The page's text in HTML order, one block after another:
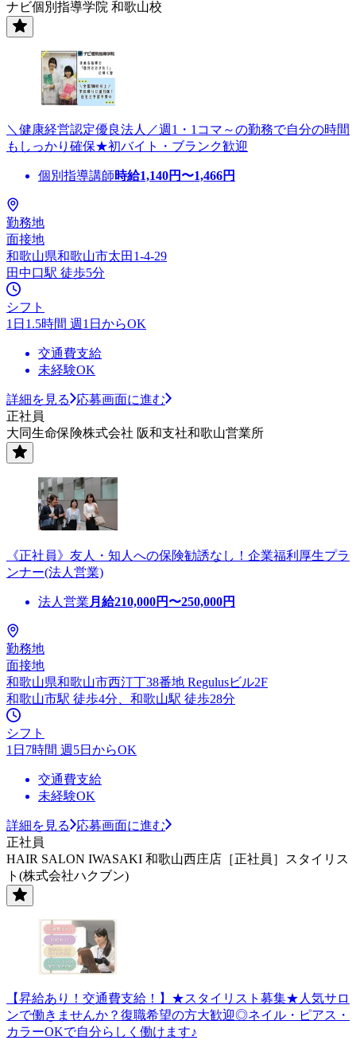
ナビ個別指導学院 和歌山校
＼健康経営認定優良法人／週1・1コマ～の勤務で自分の時間
もしっかり確保★初バイト・ブランク歓迎
個別指導講師時給1,140円〜1,466円
勤務地
面接地
和歌山県和歌山市太田1-4-29
田中口駅 徒歩5分
シフト
1日1.5時間 週1日からOK
交通費支給
未経験OK
詳細を見る
応募画面に進む
正社員
大同生命保険株式会社 阪和支社和歌山営業所
《正社員》友人・知人への保険勧誘なし！企業福利厚生プラ
ンナー(法人営業)
法人営業 月給210,000円〜250,000円
勤務地
面接地
和歌山県和歌山市西汀丁38番地 Regulusビル2F
和歌山市駅 徒歩4分、和歌山駅 徒歩28分
シフト
1日7時間 週5日からOK
交通費支給
未経験OK
詳細を見る
応募画面に進む
正社員
HAIR SALON IWASAKI 和歌山西庄店［正社員］スタイリス
ト(株式会社ハクブン)
【昇給あり！交通費支給！】★スタイリスト募集★人気サロ
ンで働きませんか？復職希望の方大歓迎◎ネイル・ピアス・
カラーOKで自分らしく働けます♪